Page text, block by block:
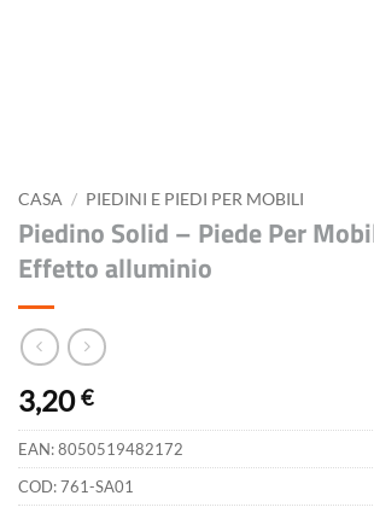
CASA / PIEDINI E PIEDI PER MOBILI
Piedino Solid – Piede Per
Effetto alluminio
3,20€
EAN:8050519482172
COD:761-SA01